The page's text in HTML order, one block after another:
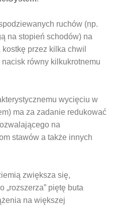
ruchów (np.
na stopień schodów) na
przez kilka chwil
równy kilkukrotnemu
wycięciu w
ma za zadanie redukować
na
stawów a także innych
zwiększa się,
„rozszerza” piętę buta
na większej